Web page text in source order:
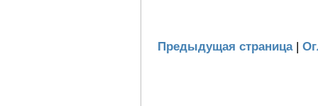
Предыдущая страница|